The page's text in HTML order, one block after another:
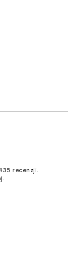
recenzji.